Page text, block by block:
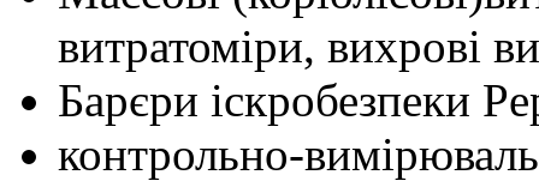
витратоміри, вихрові
Барєри іскробезпеки
контрольно-